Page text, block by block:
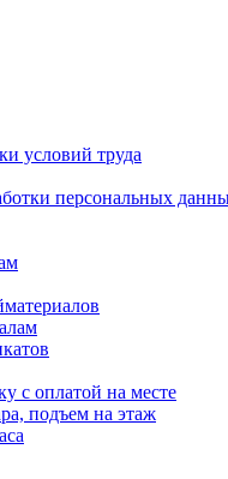
условий труда
персональных
с оплатой на месте
подъем на этаж